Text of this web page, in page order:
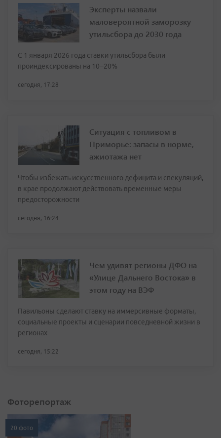
Эксперты назвали
маловероятной заморозку
утильсбора до 2030 года
С 1 января 2026 года ставки утильсбора были
проиндексированы на 10–20%
сегодня, 17:28
Ситуация с топливом в
Приморье: запасы в норме,
ажиотажа нет
Чтобы избежать искусственного дефицита и спекуляций,
в крае продолжают действовать временные меры
предосторожности
сегодня, 16:24
Чем удивят регионы ДФО на
«Улице Дальнего Востока» в
этом году на ВЭФ
Павильоны сделают ставку на иммерсивные форматы,
социальные проекты и сценарии повседневной жизни в
регионах
сегодня, 15:22
Фоторепортаж
20 фото